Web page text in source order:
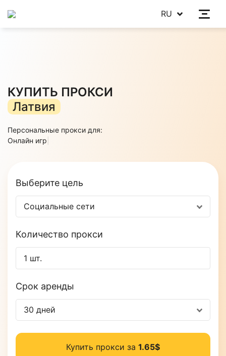
RU
КУПИТЬ ПРОКСИ
Латвия
Персональные прокси для:
|
Выберите цель
Социальные сети
Количество прокси
Срок аренды
30 дней
Купить прокси за 1.65$